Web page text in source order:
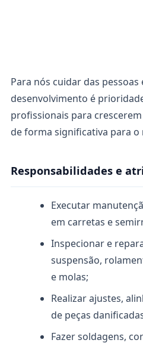
Para nós cuidar das
desenvolvimento é
profissionais para
de forma significativa para o
Responsabilidades e
Executar
em carretas e
Inspecionar e
suspensão,
e molas;
Realizar ajustes,
de peças
Fazer soldagens,